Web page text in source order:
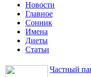
Новости
Главное
Сонник
Имена
Диеты
Статьи
Частный